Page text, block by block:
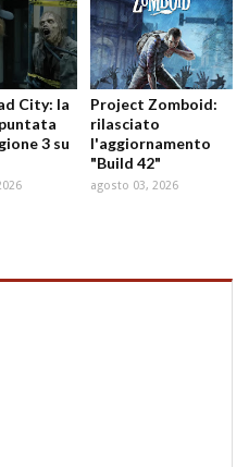
City: la
3 su
Project Zomboid:
rilasciato
l'aggiornamento
"Build 42"
agosto 03, 2026